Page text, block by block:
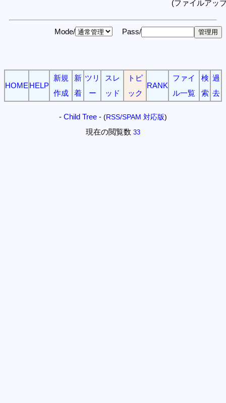
(ファイルアッ
Mode/ Pass/
HOME HELP
新規
作成
新
着
ツリ
ー
スレ
ッド
トピ
ック
RANK
ファイ
ル一覧
検
索
過
去
- Child Tree - (RSS/SPAM 対応版)
現在の閲覧数 33